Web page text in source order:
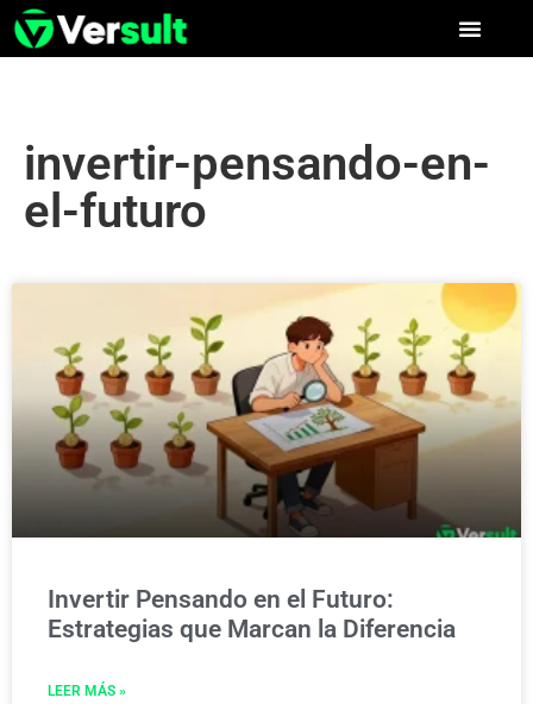
invertir-pensando-en-
el-futuro
Invertir Pensando en el Futuro:
Estrategias que Marcan la Diferencia
LEER MÁS »